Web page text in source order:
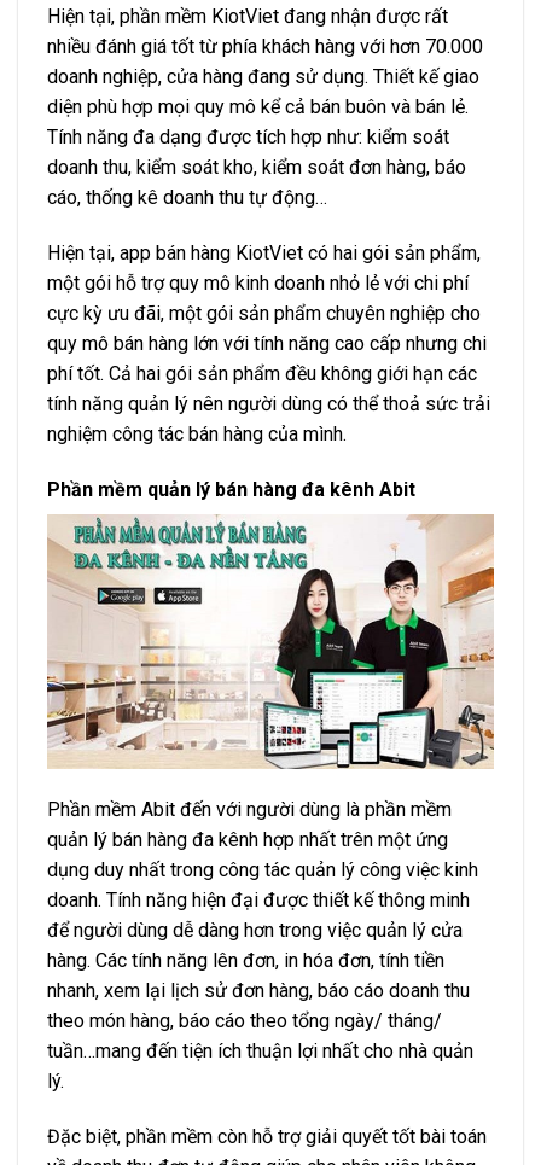
Hiện tại, phần mềm KiotViet đang nhận được rất
nhiều đánh giá tốt từ phía khách hàng với hơn 70.000
doanh nghiệp, cửa hàng đang sử dụng. Thiết kế giao
diện phù hợp mọi quy mô kể cả bán buôn và bán lẻ.
Tính năng đa dạng được tích hợp như: kiểm soát
doanh thu, kiểm soát kho, kiểm soát đơn hàng, báo
cáo, thống kê doanh thu tự động…
Hiện tại, app bán hàng KiotViet có hai gói sản phẩm,
một gói hỗ trợ quy mô kinh doanh nhỏ lẻ với chi phí
cực kỳ ưu đãi, một gói sản phẩm chuyên nghiệp cho
quy mô bán hàng lớn với tính năng cao cấp nhưng chi
phí tốt. Cả hai gói sản phẩm đều không giới hạn các
tính năng quản lý nên người dùng có thể thoả sức trải
nghiệm công tác bán hàng của mình.
Phần mềm quản lý bán hàng đa kênh Abit
Phần mềm Abit đến với người dùng là phần mềm
quản lý bán hàng đa kênh hợp nhất trên một ứng
dụng duy nhất trong công tác quản lý công việc kinh
doanh. Tính năng hiện đại được thiết kế thông minh
để người dùng dễ dàng hơn trong việc quản lý cửa
hàng. Các tính năng lên đơn, in hóa đơn, tính tiền
nhanh, xem lại lịch sử đơn hàng, báo cáo doanh thu
theo món hàng, báo cáo theo tổng ngày/ tháng/
tuần…mang đến tiện ích thuận lợi nhất cho nhà quản
lý.
Đặc biệt, phần mềm còn hỗ trợ giải quyết tốt bài toán